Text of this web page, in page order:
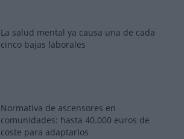
La salud mental ya causa una de cada
cinco bajas laborales
Normativa de ascensores en
comunidades: hasta 40.000 euros de
coste para adaptarlos